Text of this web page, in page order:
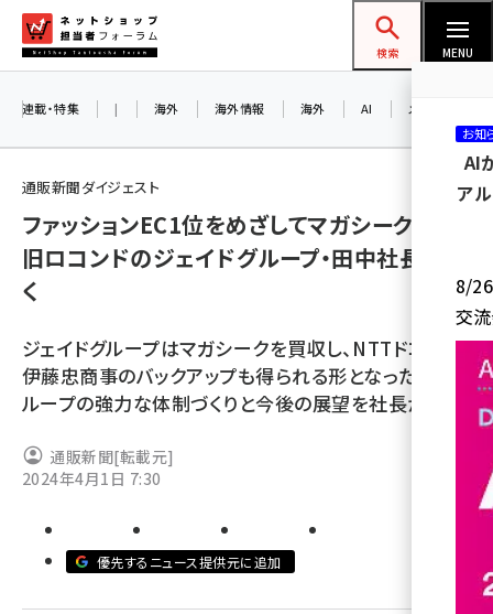
ン
ネットショップ担当者フォーラム
検索 MENU
amazon (2253)
ecbeing (1210)
アスクル (1122)
base (1079)
ビィ・フォアード (776)
revico (744)
連載・特集 | 海外 海外情報 海外 AI メタバース
通販新聞ダイジェスト
ファッションEC1位をめざしてマガシーク買収。
旧ロコンドのジェイドグループ・田中社長に聞
く
ジェイドグループはマガシークを買収し、NTTドコモ・
伊藤忠商事のバックアップも得られる形となった。グ
ループの強力な体制づくりと今後の展望を社長が語る
通販新聞[転載元]
2024年4月1日 7:30
優先するニュース提供元に追加
お知
AI
ア
8/26
交